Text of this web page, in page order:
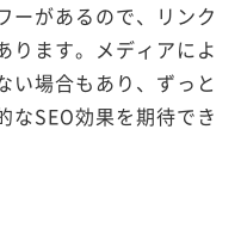
ーがあるので、リンク
ります。メディアによ
い場合もあり、ずっと
なSEO効果を期待でき